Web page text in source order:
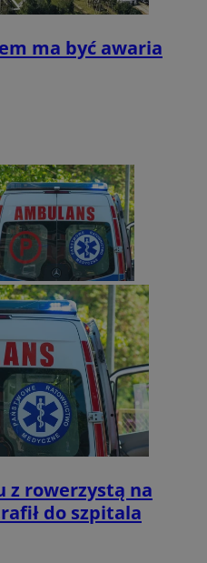
ma być awaria
z rowerzystą na
do szpitala